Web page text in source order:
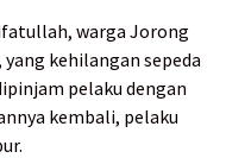
warga Jorong
kehilangan sepeda
pelaku dengan
kembali, pelaku